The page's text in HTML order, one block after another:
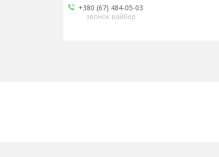
+380 (67) 484-05-03
звонок вайбер